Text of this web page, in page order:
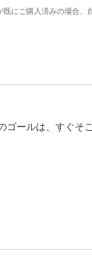
にご購入済みの場合、
ゴールは、すぐそ